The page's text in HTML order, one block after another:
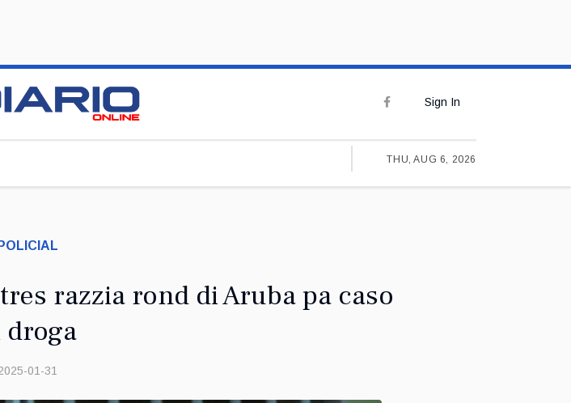
Sign In
THU, AUG 6, 2026
POLICIAL
razzia rond di Aruba pa caso
droga
01-31